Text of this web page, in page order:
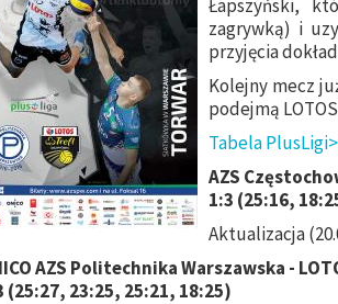
Łapszyński,
zagrywką) i
przyjęcia
Kolejny mecz
podejmą
Tabela
AZS
1:3 (25:16,
Aktualizacja
AZS Politechnika Warszawska -
(25:27, 23:25, 25:21, 18:25)